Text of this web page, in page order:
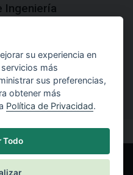
Ingeniería
con las teorías y
del uso de software.
su experiencia en
más
sus preferencias,
obtener más
Política de Privacidad.
Todo